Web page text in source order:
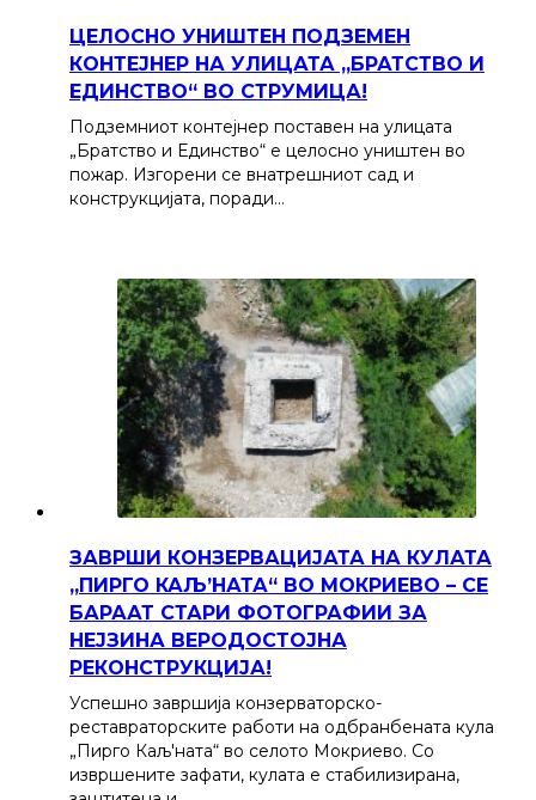
ЦЕЛОСНО УНИШТЕН ПОДЗЕМЕН
КОНТЕЈНЕР НА УЛИЦАТА „БРАТСТВО И
ЕДИНСТВО“ ВО СТРУМИЦА!
Подземниот контејнер поставен на улицата
„Братство и Единство“ е целосно уништен во
пожар. Изгорени се внатрешниот сад и
конструкцијата, поради…
ЗАВРШИ КОНЗЕРВАЦИЈАТА НА КУЛАТА
„ПИРГО КАЉ’НАТА“ ВО МОКРИЕВО – СЕ
БАРААТ СТАРИ ФОТОГРАФИИ ЗА
НЕЈЗИНА ВЕРОДОСТОЈНА
РЕКОНСТРУКЦИЈА!
Успешно завршија конзерваторско-
реставраторските работи на одбранбената кула
„Пирго Каљ'ната“ во селото Мокриево. Со
извршените зафати, кулата е стабилизирана,